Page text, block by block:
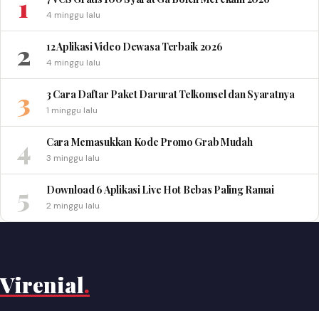
1 4 minggu lalu
2 12 Aplikasi Video Dewasa Terbaik 2026
4 minggu lalu
3 3 Cara Daftar Paket Darurat Telkomsel dan Syaratnya
1 minggu lalu
4 Cara Memasukkan Kode Promo Grab Mudah
3 minggu lalu
5 Download 6 Aplikasi Live Hot Bebas Paling Ramai
2 minggu lalu
Virenial.